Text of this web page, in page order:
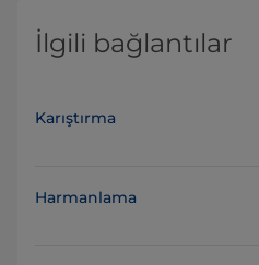
İlgili bağlantılar
Karıştırma
Harmanlama